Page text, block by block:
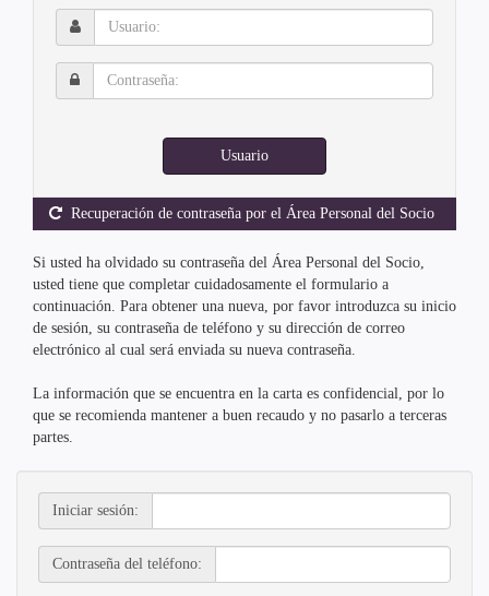
Usuario:
Contraseña:
Usuario
Recuperación de contraseña por el Área Personal del Socio
Si usted ha olvidado su contraseña del Área Personal del Socio,
usted tiene que completar cuidadosamente el formulario a
continuación. Para obtener una nueva, por favor introduzca su inicio
de sesión, su contraseña de teléfono y su dirección de correo
electrónico al cual será enviada su nueva contraseña.
La información que se encuentra en la carta es confidencial, por lo
que se recomienda mantener a buen recaudo y no pasarlo a terceras
partes.
Iniciar sesión:
Contraseña del teléfono: